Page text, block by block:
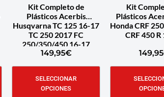
Kit Completo de
Plásticos Acerbis
Husqvarna TC 125 16-17
TC 250 2017 FC
250/350/450 16-17
149,95€
SELECCIONAR
OPCIONES
Kit
Plásticos
Honda CRF
CRF 450
149,95